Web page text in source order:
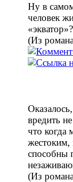
Ну в
человек
«экватор»?
(Из
вредить
что когда
жестоким,
способны
(Из